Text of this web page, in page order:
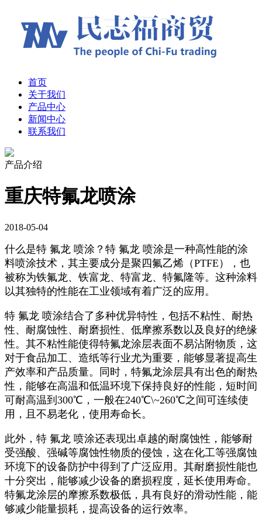
首页
关于我们
产品中心
新闻中心
联系我们
产品介绍
重庆特氟龙喷涂
2018-05-04
什么是特 氟龙 喷涂？特 氟龙 喷涂是一种高性能的涂
料喷涂技术，其主要成分是聚四氟乙烯（PTFE），也
被称为铁氟龙、铁富龙、特富龙、特氟隆等。这种涂料
以其独特的性能在工业领域有着广泛的应用。
特 氟龙 喷涂结合了多种优异特性，包括不粘性、耐热
性、耐腐蚀性、耐磨损性、低摩擦系数以及良好的绝缘
性。其不粘性能使得特氟龙涂层表面不易沾附物质，这
对于食品加工、造纸等行业尤为重要，能够显著提高生
产效率和产品质量。同时，特氟龙涂层具有出色的耐热
性，能够在高温和低温环境下保持良好的性能，短时间
可耐高温到300℃，一般在240℃\~260℃之间可连续使
用，且不易老化，使用寿命长。
此外，特 氟龙 喷涂还表现出卓越的耐腐蚀性，能够耐
受强酸、强碱等腐蚀性物质的侵蚀，这在化工等强腐蚀
环境下的设备防护中得到了广泛应用。其耐磨损性能也
十分突出，能够减少设备的磨损程度，延长使用寿命。
特氟龙涂层的摩擦系数极低，具有良好的滑动性能，能
够减少能量损耗，提高设备的运行效率。